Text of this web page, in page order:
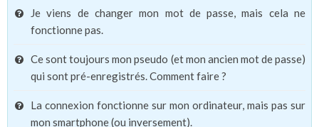
Je viens de changer mon mot de passe, mais cela ne
fonctionne pas.
Ce sont toujours mon pseudo (et mon ancien mot de passe)
qui sont pré-enregistrés. Comment faire ?
La connexion fonctionne sur mon ordinateur, mais pas sur
mon smartphone (ou inversement).